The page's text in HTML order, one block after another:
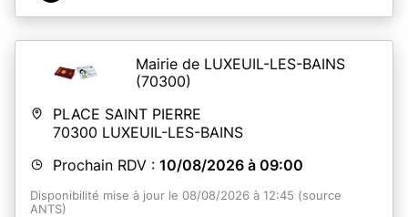
Mairie de LUXEUIL-LES-BAINS
(70300)
PLACE SAINT PIERRE
70300 LUXEUIL-LES-BAINS
Prochain RDV : 10/08/2026 à 09:00
Disponibilité mise à jour le 08/08/2026 à 12:45 (source
ANTS)